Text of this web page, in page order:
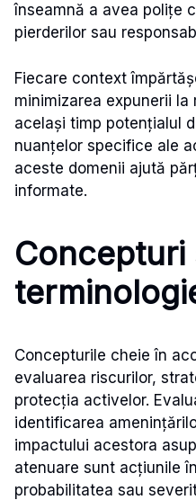
înseamnă a avea polițe
pierderilor sau
Fiecare context
minimizarea expunerii la
același timp potențialul
nuanțelor specifice ale
aceste domenii ajută
informate.
Concepturi
Concepturile cheie în
evaluarea riscurilor,
protecția activelor.
identificarea
impactului acestora
atenuare sunt acțiunile
probabilitatea sau